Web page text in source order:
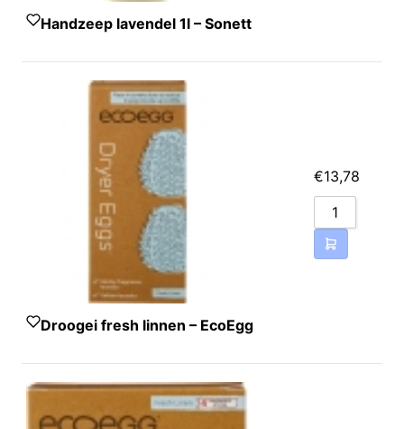
Handzeep lavendel 1l – Sonett
Droogei fresh linnen – EcoEgg
€13,78